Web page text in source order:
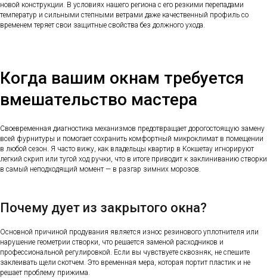
новой конструкции. В условиях нашего региона с его резкими перепадами
температур и сильными степными ветрами даже качественный профиль со
временем теряет свои защитные свойства без должного ухода.
Когда вашим окнам требуется
вмешательство мастера
Своевременная диагностика механизмов предотвращает дорогостоящую замену
всей фурнитуры и помогает сохранить комфортный микроклимат в помещении
в любой сезон. Я часто вижу, как владельцы квартир в Кокшетау игнорируют
легкий скрип или тугой ход ручки, что в итоге приводит к заклиниванию створки
в самый неподходящий момент — в разгар зимних морозов.
Почему дует из закрытого окна?
Основной причиной продувания является износ резинового уплотнителя или
нарушение геометрии створки, что решается заменой расходников и
профессиональной регулировкой. Если вы чувствуете сквозняк, не спешите
заклеивать щели скотчем. Это временная мера, которая портит пластик и не
решает проблему прижима.